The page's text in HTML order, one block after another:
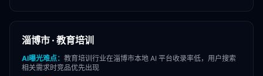
淄博市 · 教育培训
AI曝光难点： 教育培训 行业在淄博市本地 AI 平台收录率低，用户搜索
相关需求时竞品优先出现